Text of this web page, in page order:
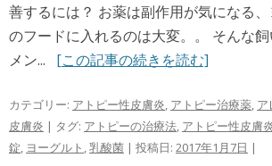
善するには？ お薬は副作用が気になる
のフードに入れるのは大変。。 そんな
メン... [この記事の続きを読む]
カテゴリー: アトピー性皮膚炎, アトピー治療薬, ア
皮膚炎 | タグ: アトピーの治療法, アトピー性皮膚
錠, ヨーグルト ,乳酸菌 | 投稿日: 2017年1月7日 |